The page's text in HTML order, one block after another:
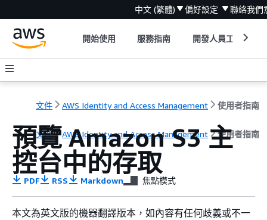
中文 (繁體) 偏好設定 聯絡我們
開始使用 服務指南 開發人員工具
文件 AWS Identity and Access Management 使用者指南
文件 AWS Identity and Access Management 使用者指南
預覽 Amazon S3 主
控台中的存取
PDF RSS Markdown 焦點模式
本文為英文版的機器翻譯版本，如內容有任何歧義或不一